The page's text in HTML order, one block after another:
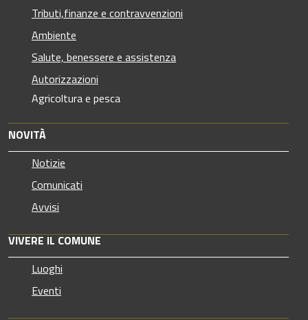
Tributi,finanze e contravvenzioni
Ambiente
Salute, benessere e assistenza
Autorizzazioni
Agricoltura e pesca
NOVITÀ
Notizie
Comunicati
Avvisi
VIVERE IL COMUNE
Luoghi
Eventi